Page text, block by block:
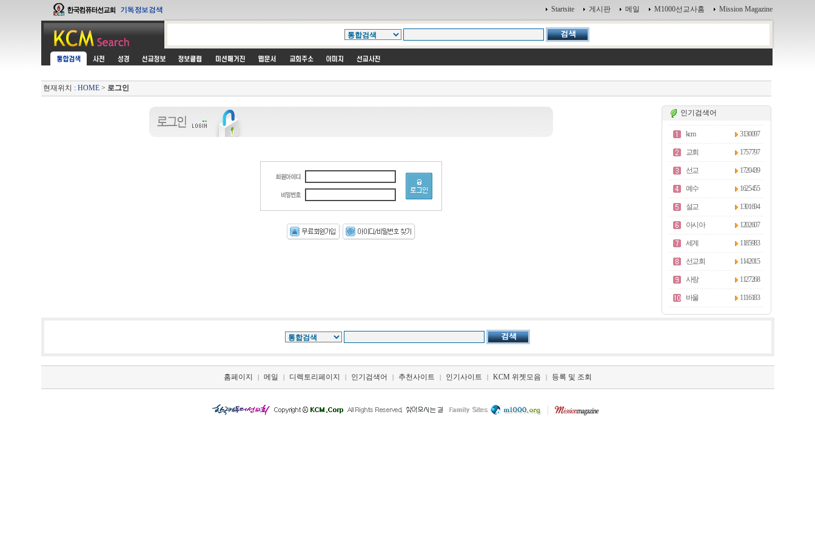
Startsite 게시판 메일 M1000선교사홈 Mission Magazine
현재위치 : HOME> 로그인
인기검색어
kcm 3130097
교회 1757797
선교 1720439
예수 1625455
설교 1301694
아시아 1202607
세계 1185983
선교회 1142015
사랑 1127268
바울 1116183
홈페이지 | 메일 | 디렉토리페이지 | 인기검색어 | 추천사이트 | 인기사이트 | KCM 위젯모음 | 등록 및 조회